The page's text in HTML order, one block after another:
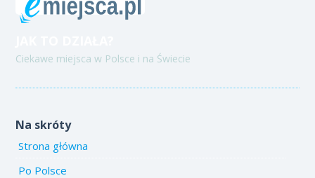
Ciekawe miejsca w Polsce i na Świecie
Na skróty
Strona główna
Po Polsce